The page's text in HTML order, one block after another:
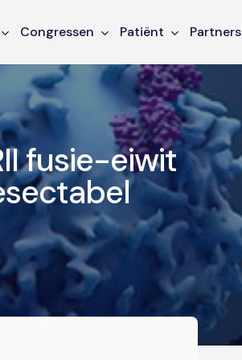
Congressen Patiënt Partners
fusie-eiwit